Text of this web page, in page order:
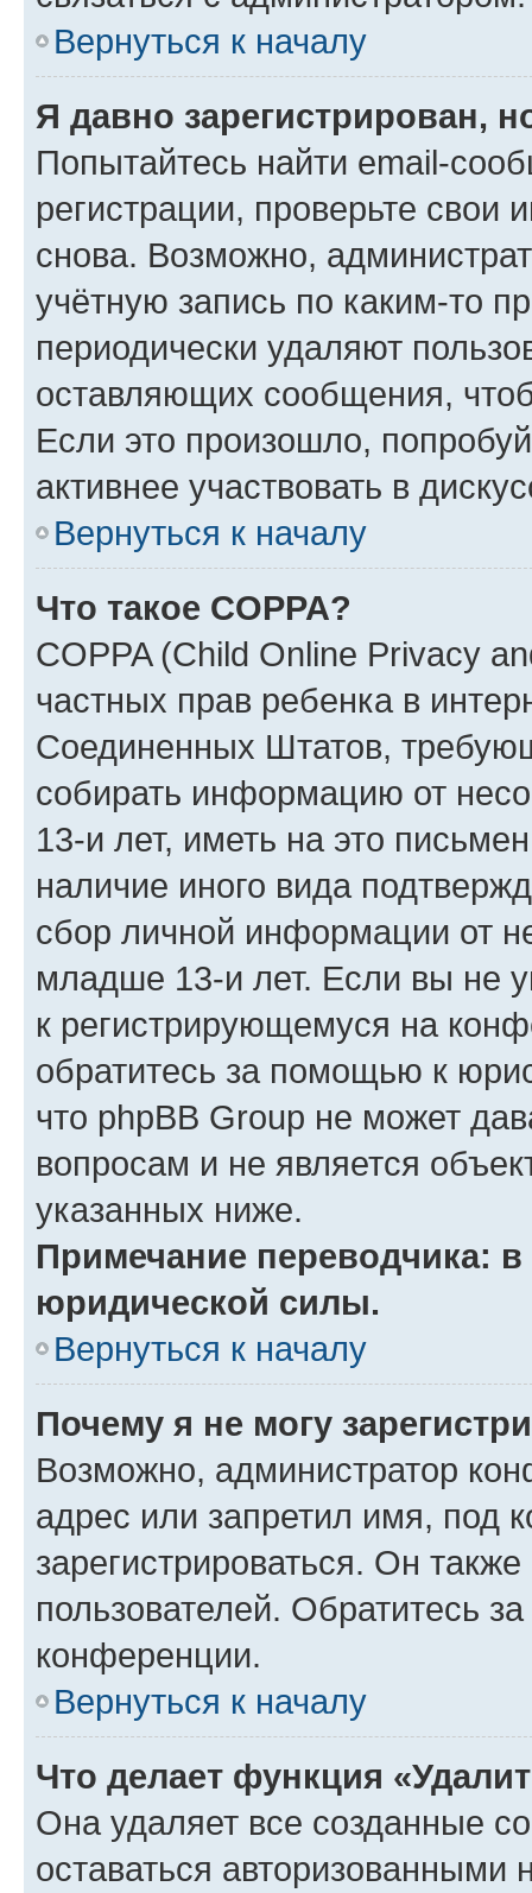
Вернуться к началу
Я давно зарегистрирован,
Попытайтесь найти email-
регистрации, проверьте свои
снова. Возможно,
учётную запись по каким-то
периодически удаляют
оставляющих сообщения,
Если это произошло,
активнее участвовать в
Вернуться к началу
Что такое COPPA?
COPPA (Child Online Privacy
частных прав ребенка в
Соединенных Штатов,
собирать информацию от
13-и лет, иметь на это
наличие иного вида
сбор личной информации от
младше 13-и лет. Если вы не
к регистрирующемуся на
обратитесь за помощью к
что phpBB Group не может
вопросам и не является
указанных ниже.
Примечание переводчика:
юридической силы.
Вернуться к началу
Почему я не могу
Возможно, администратор
адрес или запретил имя, под
зарегистрироваться. Он
пользователей. Обратитесь
конференции.
Вернуться к началу
Что делает функция
Она удаляет все созданные
оставаться авторизованными